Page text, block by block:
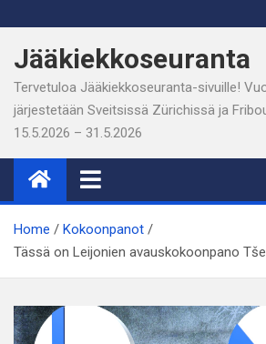
to
content
Jääkiekkoseuranta
Tervetuloa Jääkiekkoseuranta-sivuille!
järjestetään Sveitsissä Zürichissä ja
15.5.2026 – 31.5.2026
Home
Kokoonpanot
Tässä on Leijonien avauskokoonpano